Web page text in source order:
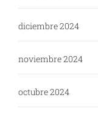
diciembre 2024
noviembre 2024
octubre 2024